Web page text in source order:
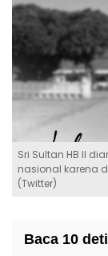
Sri Sultan HB II
nasional karena
(Twitter)
Baca 10